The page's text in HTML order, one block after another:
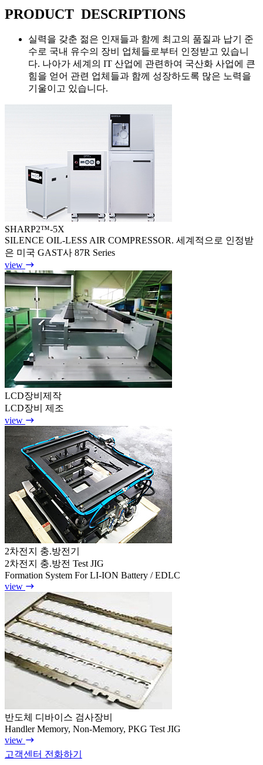
PRODUCT DESCRIPTIONS
실력을 갖춘 젊은 인재들과 함께 최고의 품질과 납기 준
수로 국내 유수의 장비 업체들로부터 인정받고 있습니
다. 나아가 세계의 IT 산업에 관련하여 국산화 사업에 큰
힘을 얻어 관련 업체들과 함께 성장하도록 많은 노력을
기울이고 있습니다.
SHARP2™-5X
SILENCE OIL-LESS AIR COMPRESSOR. 세계적으로 인정받
은 미국 GAST사 87R Series
view
LCD장비제작
LCD장비 제조
view
2차전지 충.방전기
2차전지 충.방전 Test JIG
Formation System For LI-ION Battery / EDLC
view
반도체 디바이스 검사장비
Handler Memory, Non-Memory, PKG Test JIG
view
고객센터 전화하기